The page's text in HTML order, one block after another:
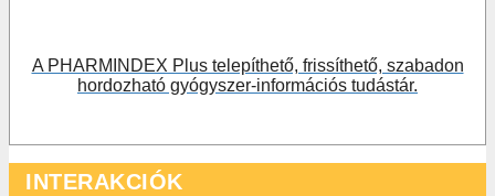
A PHARMINDEX Plus telepíthető, frissíthető, szabadon
hordozható gyógyszer-információs tudástár.
INTERAKCIÓK